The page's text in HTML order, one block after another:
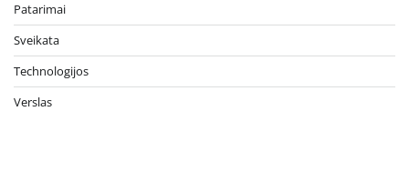
Patarimai
Sveikata
Technologijos
Verslas